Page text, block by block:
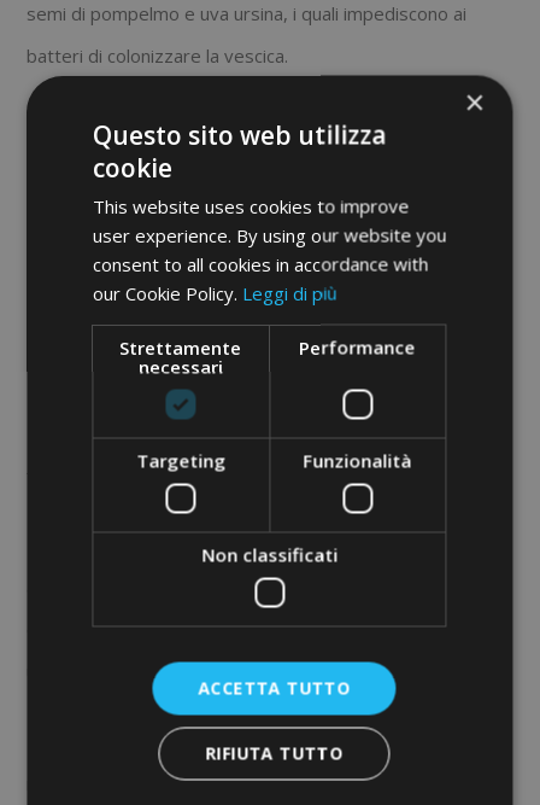
semi di pompelmo e uva ursina, i quali impediscono ai
batteri di colonizzare la vescica.
Presso la nostra erboristeria troverete tanti utili rimedi
per combattere la cistite, come ad esempio:
GSE Cystitis classico o rapid,un integratore
alimentare a base di semi di pompelmo e uva ursina, noti
per le loro proprietà antibatteriche e per contribuire
all’equilibrio microbico dell’organismo;
GSE Acidophilus, un fermento lattico utile per favorire il
fisiologico equilibrio della flora batterica intestinale;
Solgar Fitocranberry
, un integratore alimentare che
aiuta benessere dell’apparato urinario, favorendo il
drenaggio dei liquidi corporei e la funzionalità delle vie
urinarie e la regolarità del transito intestinale.
In caso di cistite recidiva è bene protrarre la cura a base di
mirtillo rosso e fermenti lattici anche per diversi mesi in
×
Questo sito web utilizza
cookie
This website uses cookies to improve
user experience. By using our website you
consent to all cookies in accordance with
our Cookie Policy. Leggi di più
Strettamente
necessari
Performance
Targeting Funzionalità
Non classificati
ACCETTA TUTTO
RIFIUTA TUTTO